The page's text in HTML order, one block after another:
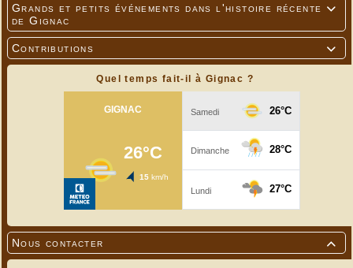

Grands et petits événements dans l'histoire récente
de Gignac

Contributions
Quel temps fait-il à Gignac ?

Nous contacter